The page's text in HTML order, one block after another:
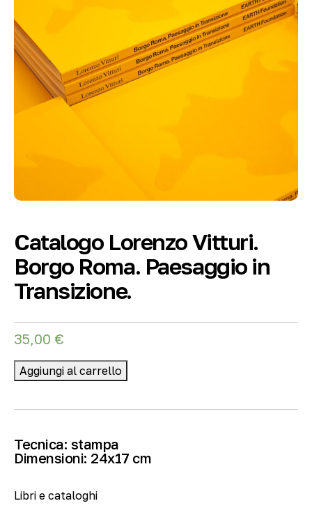
Catalogo Lorenzo Vitturi.
Borgo Roma. Paesaggio in
Transizione.
35,00 €
Aggiungi al carrello
Tecnica: stampa
Dimensioni: 24x17 cm
Libri e cataloghi